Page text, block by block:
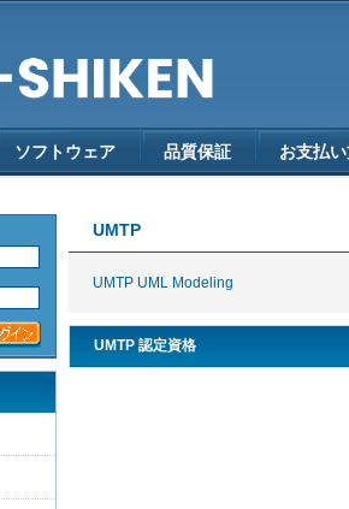
ソフトウェア 品質保証 お支払
UMTP
UMTP UML Modeling
UMTP 認定資格